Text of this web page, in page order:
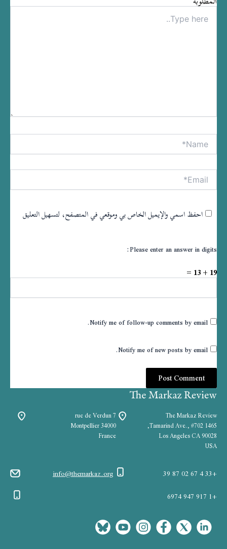
Type
here..
Name*
Email*
احفظ اسمي والإيميل الخاص بي وموقعي في المتصفح، لتسهيل التعليق
Please enter an answer in digits:
19 + 13 =
Notify me of follow-up comments by email.
Notify me of new posts by email.
The Markaz Review
1465 Tamarind Ave., #702,
Los Angeles CA 90028
USA
7 rue de Verdun
34000 Montpellier
France
info@themarkaz.org
+33 4 67 02 87 39
+1 917 947 6974